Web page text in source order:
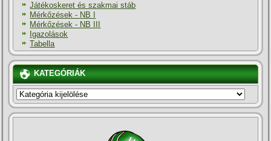
Játékoskeret és szakmai stáb
Mérkőzések - NB I
Mérkőzések - NB III
Igazolások
Tabella
KATEGÓRIÁK
KATEGÓRIÁK